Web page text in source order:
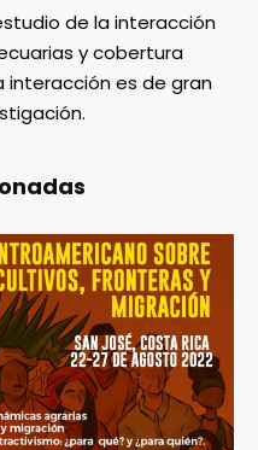
de la interacción
y cobertura
es de gran